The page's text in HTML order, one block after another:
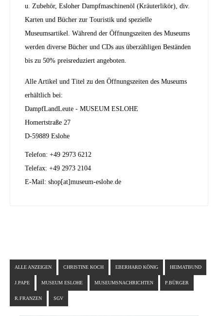
u. Zubehör, Esloher Dampfmaschinenöl (Kräuterlikör), div.
Karten und Bücher zur Touristik und spezielle
Museumsartikel. Während der Öffnungszeiten des Museums
werden diverse Bücher und CDs aus überzähligen Beständen
bis zu 50% preisreduziert angeboten.
Alle Artikel und Titel zu den Öffnungszeiten des Museums
erhältlich bei:
DampfLandLeute - MUSEUM ESLOHE
Homertstraße 27
D-59889 Eslohe
Telefon: +49 2973 6212
Telefax: +49 2973 2104
E-Mail: shop[at]museum-eslohe.de
ALLE ANZEIGEN CHRISTINE KOCH EBERHARD KÖNIG HEIMATBUND
J.PAPE MUSEUM ESLOHE MUSEUMSNACHRICHTEN P.BÜRGER
R.FRANZEN SGV